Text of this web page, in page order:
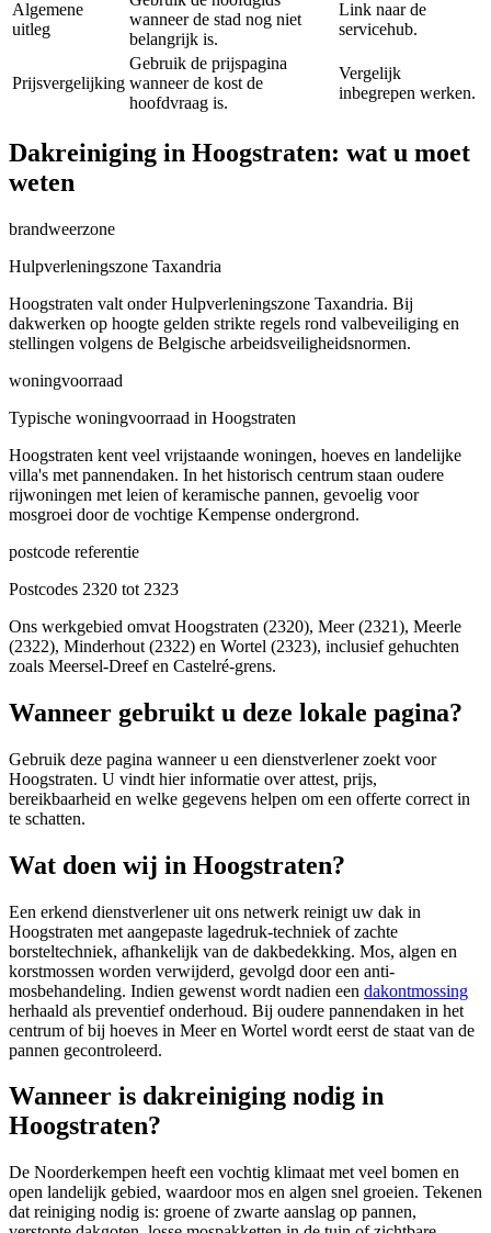
Algemene
uitleg
wanneer de stad nog niet
belangrijk is.
Link naar de
servicehub.
Prijsvergelijking
Gebruik de prijspagina
wanneer de kost de
hoofdvraag is.
Vergelijk
inbegrepen werken.
Dakreiniging in Hoogstraten: wat u moet
weten
brandweerzone
Hulpverleningszone Taxandria
Hoogstraten valt onder Hulpverleningszone Taxandria. Bij
dakwerken op hoogte gelden strikte regels rond valbeveiliging en
stellingen volgens de Belgische arbeidsveiligheidsnormen.
woningvoorraad
Typische woningvoorraad in Hoogstraten
Hoogstraten kent veel vrijstaande woningen, hoeves en landelijke
villa's met pannendaken. In het historisch centrum staan oudere
rijwoningen met leien of keramische pannen, gevoelig voor
mosgroei door de vochtige Kempense ondergrond.
postcode referentie
Postcodes 2320 tot 2323
Ons werkgebied omvat Hoogstraten (2320), Meer (2321), Meerle
(2322), Minderhout (2322) en Wortel (2323), inclusief gehuchten
zoals Meersel-Dreef en Castelré-grens.
Wanneer gebruikt u deze lokale pagina?
Gebruik deze pagina wanneer u een dienstverlener zoekt voor
Hoogstraten. U vindt hier informatie over attest, prijs,
bereikbaarheid en welke gegevens helpen om een offerte correct in
te schatten.
Wat doen wij in Hoogstraten?
Een erkend dienstverlener uit ons netwerk reinigt uw dak in
Hoogstraten met aangepaste lagedruk-techniek of zachte
borsteltechniek, afhankelijk van de dakbedekking. Mos, algen en
korstmossen worden verwijderd, gevolgd door een anti-
mosbehandeling. Indien gewenst wordt nadien een dakontmossing
herhaald als preventief onderhoud. Bij oudere pannendaken in het
centrum of bij hoeves in Meer en Wortel wordt eerst de staat van de
pannen gecontroleerd.
Wanneer is dakreiniging nodig in
Hoogstraten?
De Noorderkempen heeft een vochtig klimaat met veel bomen en
open landelijk gebied, waardoor mos en algen snel groeien. Tekenen
dat reiniging nodig is: groene of zwarte aanslag op pannen,